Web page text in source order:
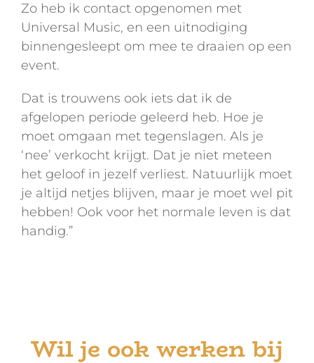
Zo heb ik contact opgenomen met
Universal Music, en een uitnodiging
binnengesleept om mee te draaien op een
event.
Dat is trouwens ook iets dat ik de
afgelopen periode geleerd heb. Hoe je
moet omgaan met tegenslagen. Als je
‘nee’ verkocht krijgt. Dat je niet meteen
het geloof in jezelf verliest. Natuurlijk moet
je altijd netjes blijven, maar je moet wel pit
hebben! Ook voor het normale leven is dat
handig.”
Wil je ook werken bij